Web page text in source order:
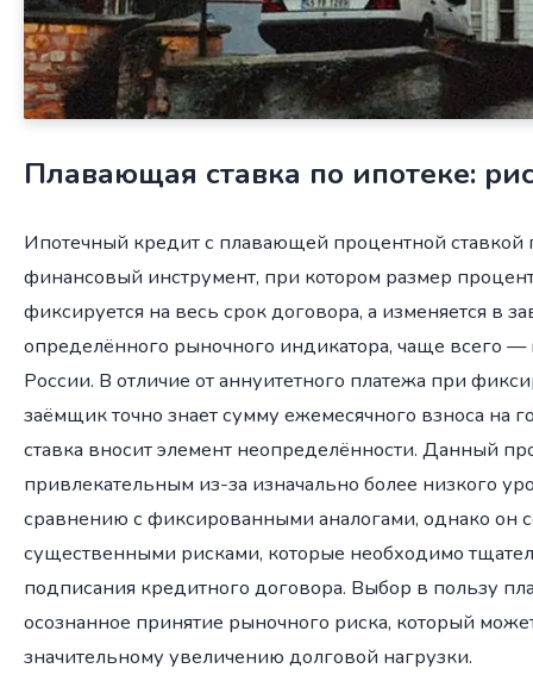
Плавающая ставка по ипотеке:
Ипотечный кредит с плавающей процентной ставкой
финансовый инструмент, при котором размер
фиксируется на весь срок договора, а изменяется в
определённого рыночного индикатора, чаще всего —
России. В отличие от аннуитетного платежа при
заёмщик точно знает сумму ежемесячного взноса на
ставка вносит элемент неопределённости. Данный
привлекательным из-за изначально более низкого
сравнению с фиксированными аналогами, однако он
существенными рисками, которые необходимо
подписания кредитного договора. Выбор в пользу
осознанное принятие рыночного риска, который
значительному увеличению долговой нагрузки.